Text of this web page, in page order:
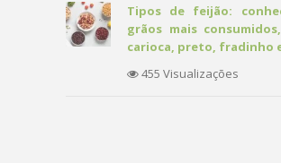
Tipos de feijão:
grãos mais
carioca, preto, fradinho
455 Visualizações